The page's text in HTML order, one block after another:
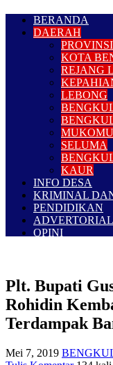
BERANDA
DAERAH
KOTA
REJANG
LEBONG
SELUMA
KAUR
INFO DESA
KRIMINAL
PENDIDIKAN
ADVERTORIAL
OPINI
Plt. Bupati
Rohidin
Terdampak
Mei 7, 2019